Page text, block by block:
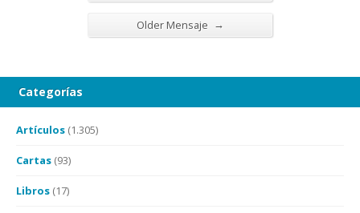
Older Mensaje →
Categorías
Artículos (1.305)
Cartas (93)
Libros (17)